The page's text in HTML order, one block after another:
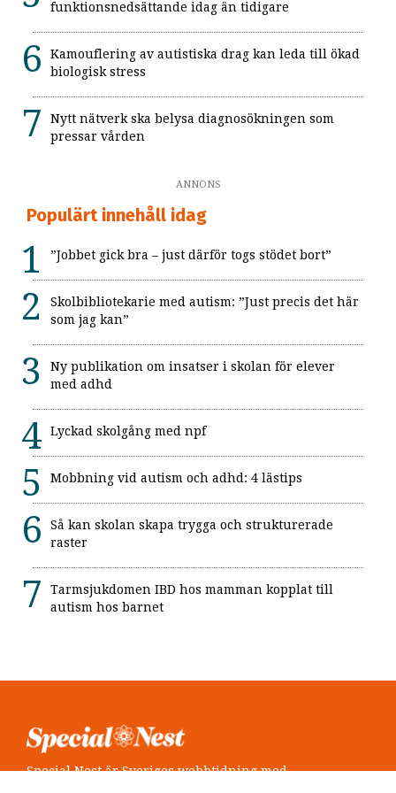
funktionsnedsättande idag än tidigare
Kamouflering av autistiska drag kan leda till ökad
biologisk stress
Nytt nätverk ska belysa diagnosökningen som
pressar vården
ANNONS
Populärt innehåll idag
”Jobbet gick bra – just därför togs stödet bort”
Skolbibliotekarie med autism: ”Just precis det här
som jag kan”
Ny publikation om insatser i skolan för elever
med adhd
Lyckad skolgång med npf
Mobbning vid autism och adhd: 4 lästips
Så kan skolan skapa trygga och strukturerade
raster
Tarmsjukdomen IBD hos mamman kopplat till
autism hos barnet
Special Nest är Sveriges webbtidning med